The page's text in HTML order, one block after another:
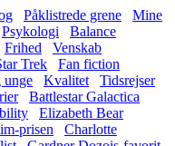
Påklistrede grene
Mine
Psykologi
Balance
Frihed
Venskab
Trek
Fan fiction
unge Kvalitet
Tidsrejser
Battlestar Galactica
Elizabeth Bear
prisen
Charlotte